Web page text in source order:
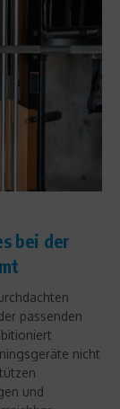
bei der
passenden
nicht
und